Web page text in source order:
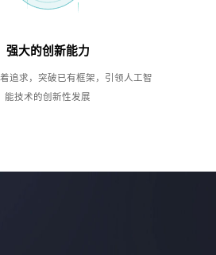
强大的创新能力
追求，突破已有框架，引领人工智
能技术的创新性发展